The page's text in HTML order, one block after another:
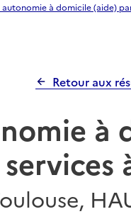
autonomie à domicile (aide)
Retour aux
à
services